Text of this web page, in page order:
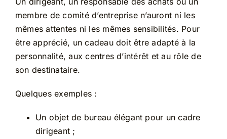
membre de comité d’entreprise n’auront ni les
mêmes attentes ni les mêmes sensibilités. Pour
être apprécié, un cadeau doit être adapté à la
personnalité, aux centres d’intérêt et au rôle de
son destinataire.
Quelques exemples :
Un objet de bureau élégant pour un cadre
dirigeant ;